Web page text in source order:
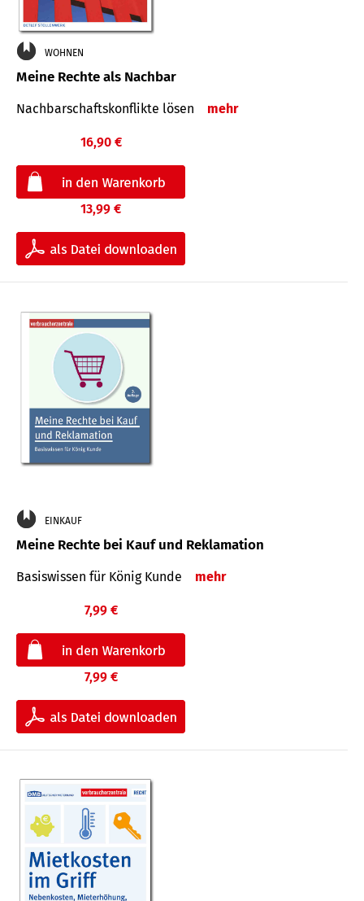
WOHNEN
Meine Rechte als Nachbar
Nach­bar­schafts­konflikte lösen mehr
16,90 €
13,99 €
EINKAUF
Meine Rechte bei Kauf und Reklamation
Basiswissen für König Kunde mehr
7,99 €
7,99 €